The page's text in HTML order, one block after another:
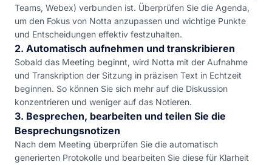
Teams, Webex) verbunden ist. Überprüfen Sie die Agenda,
um den Fokus von Notta anzupassen und wichtige Punkte
und Entscheidungen effektiv festzuhalten.
2. Automatisch aufnehmen und transkribieren
Sobald das Meeting beginnt, wird Notta mit der Aufnahme
und Transkription der Sitzung in präzisen Text in Echtzeit
beginnen. So können Sie sich mehr auf die Diskussion
konzentrieren und weniger auf das Notieren.
3. Besprechen, bearbeiten und teilen Sie die
Besprechungsnotizen
Nach dem Meeting überprüfen Sie die automatisch
generierten Protokolle und bearbeiten Sie diese für Klarheit